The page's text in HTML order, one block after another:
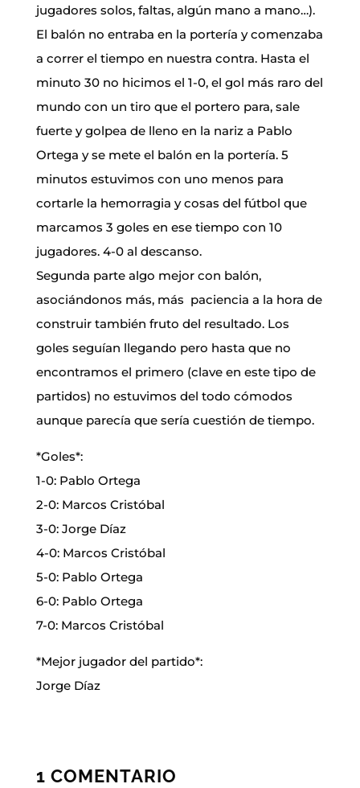
jugadores solos, faltas, algún mano a mano…).
El balón no entraba en la portería y comenzaba
a correr el tiempo en nuestra contra. Hasta el
minuto 30 no hicimos el 1-0, el gol más raro del
mundo con un tiro que el portero para, sale
fuerte y golpea de lleno en la nariz a Pablo
Ortega y se mete el balón en la portería. 5
minutos estuvimos con uno menos para
cortarle la hemorragia y cosas del fútbol que
marcamos 3 goles en ese tiempo con 10
jugadores. 4-0 al descanso.
Segunda parte algo mejor con balón,
asociándonos más, más paciencia a la hora de
construir también fruto del resultado. Los
goles seguían llegando pero hasta que no
encontramos el primero (clave en este tipo de
partidos) no estuvimos del todo cómodos
aunque parecía que sería cuestión de tiempo.
*Goles*:
1-0: Pablo Ortega
2-0: Marcos Cristóbal
3-0: Jorge Díaz
4-0: Marcos Cristóbal
5-0: Pablo Ortega
6-0: Pablo Ortega
7-0: Marcos Cristóbal
*Mejor jugador del partido*:
Jorge Díaz
1 COMENTARIO